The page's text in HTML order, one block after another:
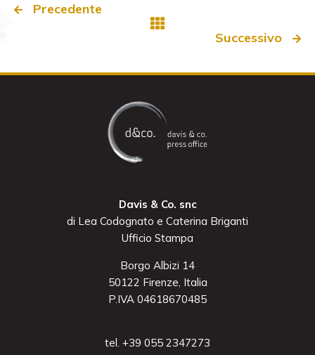
Precedente
Successivo
Davis & Co. snc
di Lea Codognato e Caterina Briganti
Ufficio Stampa
Borgo Albizi 14
50122 Firenze, Italia
P.IVA 04618670485
tel. +39 055 2347273